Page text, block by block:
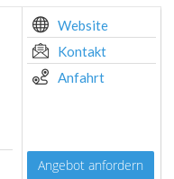
Website
Kontakt
Anfahrt
Angebot anfordern